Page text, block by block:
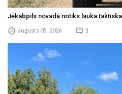
Jēkabpils novadā notiks lauka
augusts 05 , 2026 1